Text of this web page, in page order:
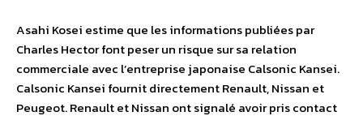
Asahi Kosei estime que les informations publiées par
Charles Hector font peser un risque sur sa relation
commerciale avec l’entreprise japonaise Calsonic Kansei.
Calsonic Kansei fournit directement Renault, Nissan et
Peugeot. Renault et Nissan ont signalé avoir pris contact